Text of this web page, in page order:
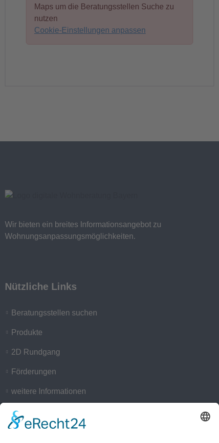
Maps um die Beratungsstellen Suche zu
nutzen
Cookie-Einstellungen anpassen
Wir bieten ein breites Informationsangebot zu
Wohnungsanpassungsmöglichkeiten.
Nützliche Links
Beratungsstellen suchen
Produkte
2D Rundgang
Förderungen
weitere Informationen